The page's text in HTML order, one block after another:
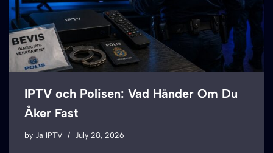
IPTV och Polisen: Vad Händer Om Du
Åker Fast
by Ja IPTV July 28, 2026